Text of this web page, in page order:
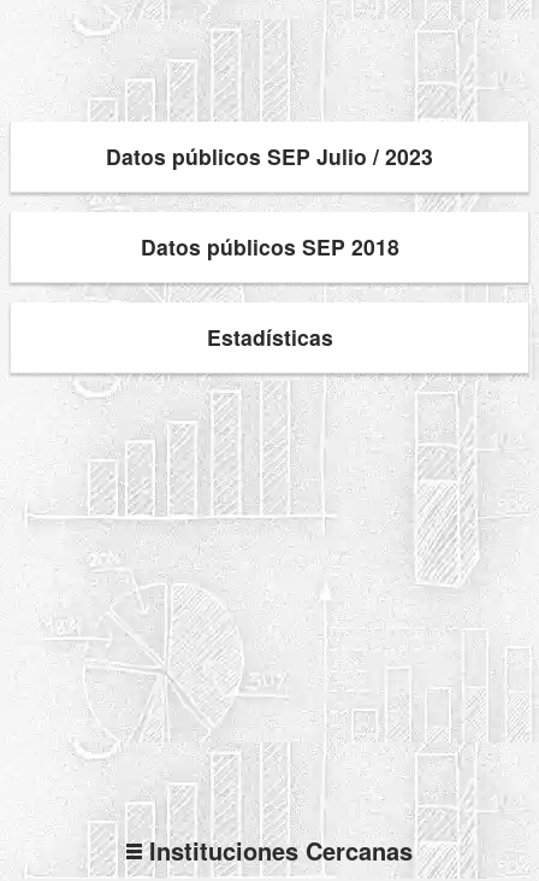
Datos públicos SEP Julio / 2023
Datos públicos SEP 2018
Estadísticas
Instituciones Cercanas